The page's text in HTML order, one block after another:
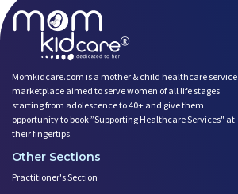
Momkidcare.com is a mother & child healthcare service
marketplace aimed to serve women of all life stages
starting from adolescence to 40+ and give them
opportunity to book ”Supporting Healthcare Services" at
their fingertips.
Other Sections
Practitioner's Section